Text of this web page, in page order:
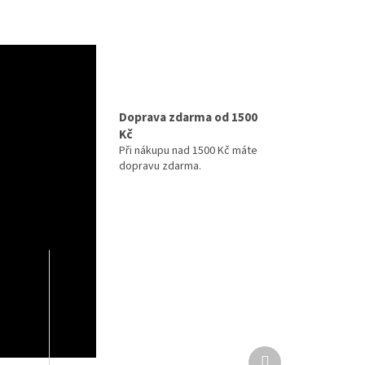
Doprava zdarma od 1500
Kč
Při nákupu nad 1500 Kč máte
dopravu zdarma.
Další